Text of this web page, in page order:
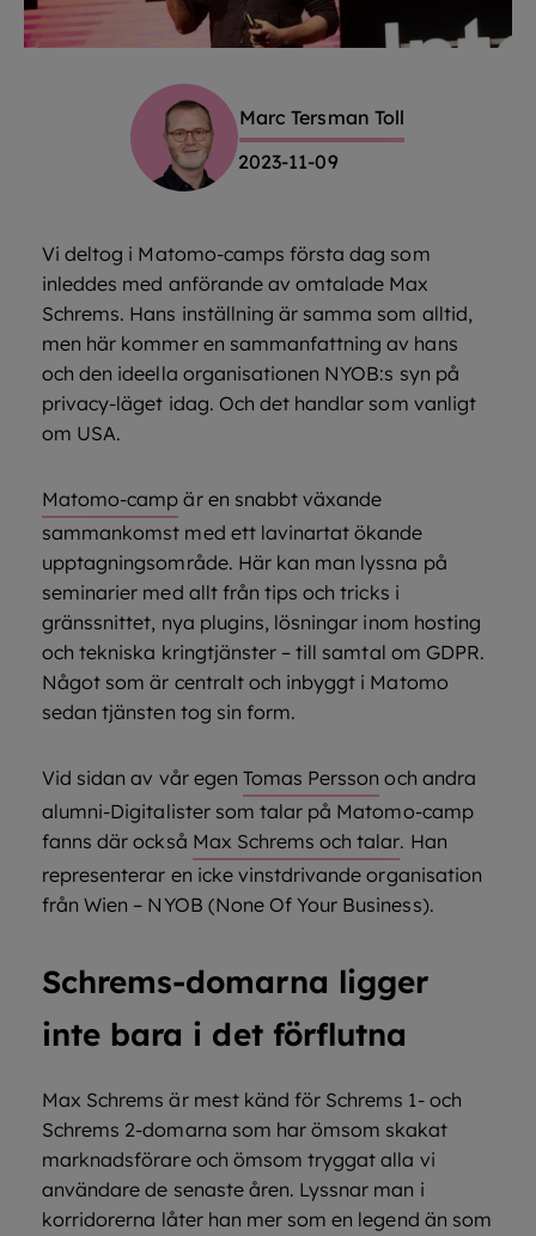
Marc Tersman Toll
2023-11-09
Vi deltog i Matomo-camps första dag som
inleddes med anförande av omtalade Max
Schrems. Hans inställning är samma som alltid,
men här kommer en sammanfattning av hans
och den ideella organisationen NYOB:s syn på
privacy-läget idag. Och det handlar som vanligt
om USA.
Matomo-camp är en snabbt växande
sammankomst med ett lavinartat ökande
upptagningsområde. Här kan man lyssna på
seminarier med allt från tips och tricks i
gränssnittet, nya plugins, lösningar inom hosting
och tekniska kringtjänster – till samtal om GDPR.
Något som är centralt och inbyggt i Matomo
sedan tjänsten tog sin form.
Vid sidan av vår egen Tomas Persson och andra
alumni-Digitalister som talar på Matomo-camp
fanns där också Max Schrems och talar. Han
representerar en icke vinstdrivande organisation
från Wien – NYOB (None Of Your Business).
Schrems-domarna ligger
inte bara i det förflutna
Max Schrems är mest känd för Schrems 1- och
Schrems 2-domarna som har ömsom skakat
marknadsförare och ömsom tryggat alla vi
användare de senaste åren. Lyssnar man i
korridorerna låter han mer som en legend än som